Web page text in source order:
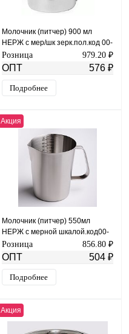
Молочник (питчер) 900 мл
НЕРЖ с мер/шк зерк.пол.код 00-
00003432
Розница 979.20 ₽
ОПТ 576 ₽
Подробнее
Акция
Молочник (питчер) 550мл
НЕРЖ с мерной шкалой.код00-
00003411
Розница 856.80 ₽
ОПТ 504 ₽
Подробнее
Акция